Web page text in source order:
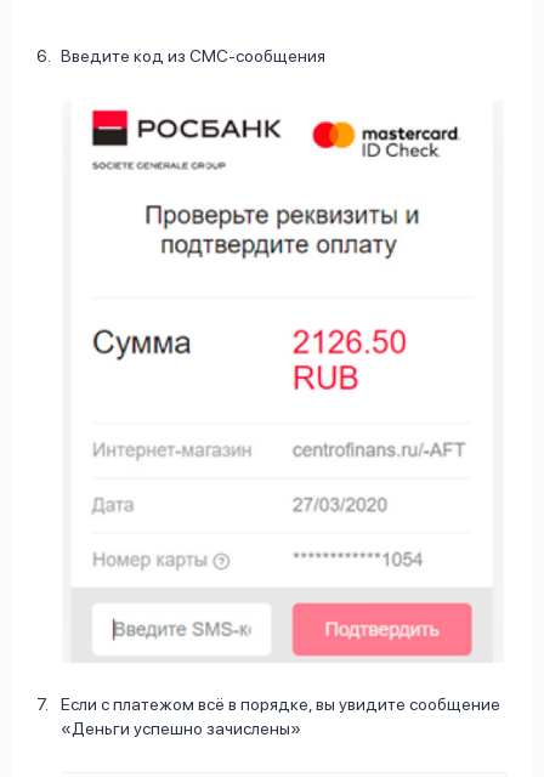
Введите код из СМС-сообщения
Если с платежом всё в порядке, вы увидите сообщение
«Деньги успешно зачислены»